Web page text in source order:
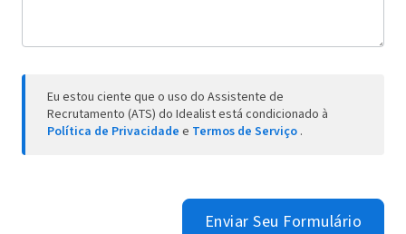
Eu estou ciente que o uso do Assistente de
Recrutamento (ATS) do Idealist está condicionado à
Política de Privacidade e Termos de Serviço .
Enviar Seu Formulário